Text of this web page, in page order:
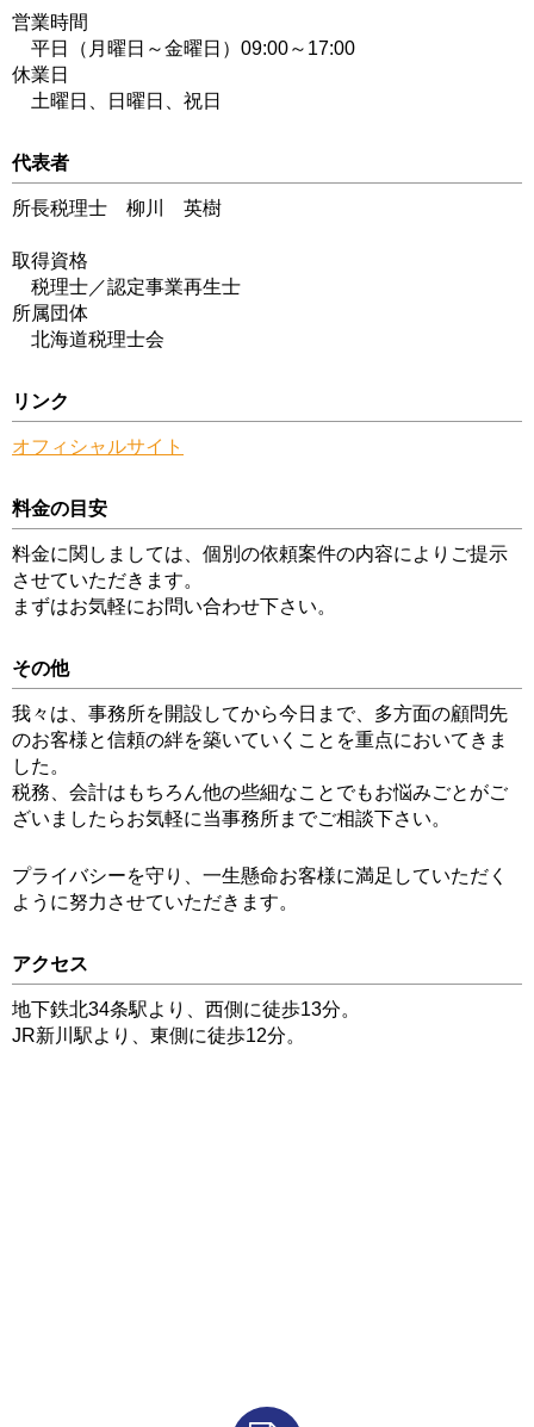
営業時間
平日（月曜日～金曜日）09:00～17:00
休業日
土曜日、日曜日、祝日
代表者
所長税理士 柳川 英樹
取得資格
税理士／認定事業再生士
所属団体
北海道税理士会
リンク
オフィシャルサイト
料金の目安
料金に関しましては、個別の依頼案件の内容によりご提示
させていただきます。
まずはお気軽にお問い合わせ下さい。
その他
我々は、事務所を開設してから今日まで、多方面の顧問先
のお客様と信頼の絆を築いていくことを重点においてきま
した。
税務、会計はもちろん他の些細なことでもお悩みごとがご
ざいましたらお気軽に当事務所までご相談下さい。
プライバシーを守り、一生懸命お客様に満足していただく
ように努力させていただきます。
アクセス
地下鉄北34条駅より、西側に徒歩13分。
JR新川駅より、東側に徒歩12分。